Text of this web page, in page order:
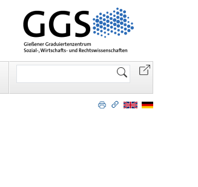
Website